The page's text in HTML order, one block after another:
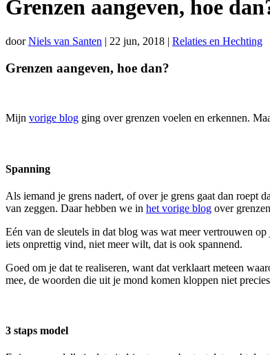
Grenzen aangeven, hoe
doorNiels van Santen | 22 jun, 2018 | Relaties en Hechting
Grenzen aangeven, hoe dan?
Mijn vorige blog ging over grenzen voelen en erkennen.
Spanning
Als iemand je grens nadert, of over je grens gaat dan roept
van zeggen. Daar hebben we in het vorige blog over
Eén van de sleutels in dat blog was wat meer vertrouwen
iets onprettig vind, niet meer wilt, dat is ook spannend.
Goed om je dat te realiseren, want dat verklaart meteen
mee, de woorden die uit je mond komen kloppen niet
3 staps model